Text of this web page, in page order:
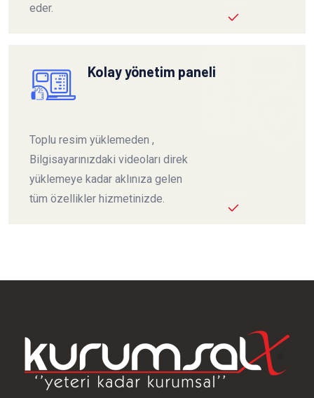
eder.
Kolay yönetim paneli
Toplu resim yüklemeden ,
Bilgisayarınızdaki videoları direk
yüklemeye kadar aklınıza gelen
tüm özellikler hizmetinizde.